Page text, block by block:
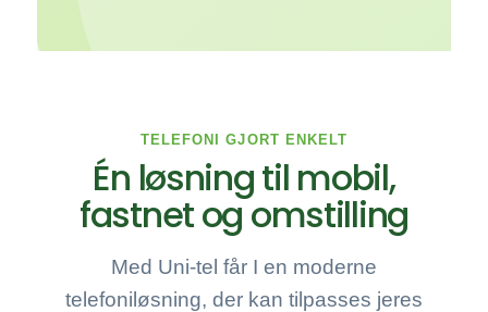
TELEFONI GJORT ENKELT
Én løsning til mobil,
fastnet og omstilling
Med Uni-tel får I en moderne
telefoniløsning, der kan tilpasses jeres